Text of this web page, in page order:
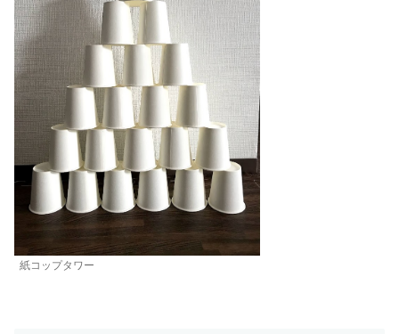
紙コップタワー